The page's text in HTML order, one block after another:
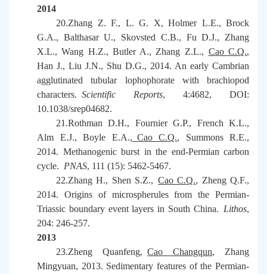
2014
20.Zhang Z. F., L. G. X, Holmer L.E., Brock
G.A., Balthasar U., Skovsted C.B., Fu D.J., Zhang
X.L., Wang H.Z., Butler A., Zhang Z.L., Cao C.Q.,
Han J., Liu J.N., Shu D.G., 2014. An early Cambrian
agglutinated tubular lophophorate with brachiopod
characters. Scientific Reports, 4:4682, DOI:
10.1038/srep04682.
21.Rothman D.H., Fournier G.P., French K.L.,
Alm E.J., Boyle E.A., Cao C.Q., Summons R.E.,
2014. Methanogenic burst in the end-Permian carbon
cycle. PNAS, 111 (15): 5462-5467.
22.Zhang H., Shen S.Z., Cao C.Q., Zheng Q.F.,
2014. Origins of microspherules from the Permian-
Triassic boundary event layers in South China. Lithos,
204: 246-257.
2013
23.Zheng Quanfeng, Cao Changqun, Zhang
Mingyuan, 2013. Sedimentary features of the Permian-